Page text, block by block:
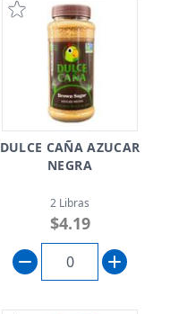
DULCE CAÑA AZUCAR
NEGRA
2 Libras
$4.19